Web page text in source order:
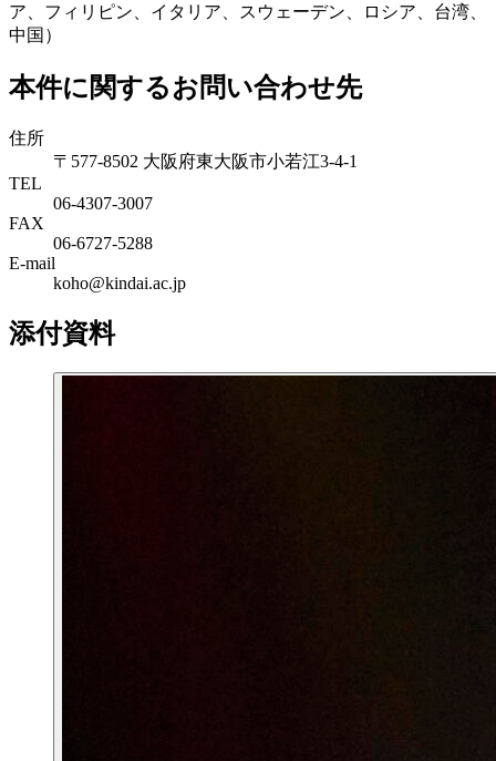
ア、フィリピン、イタリア、スウェーデン、ロシア、台湾、
中国）
本件に関するお問い合わせ先
住所
〒577-8502 大阪府東大阪市小若江3-4-1
TEL
06‐4307‐3007
FAX
06‐6727‐5288
E-mail
koho@kindai.ac.jp
添付資料